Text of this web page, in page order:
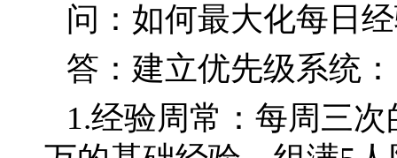
问：如何最大化每日
答：建立优先级系统：
1.经验周常：每周三